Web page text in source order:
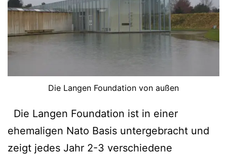
Die Langen Foundation von außen
Die Langen Foundation ist in einer
ehemaligen Nato Basis untergebracht und
zeigt jedes Jahr 2-3 verschiedene